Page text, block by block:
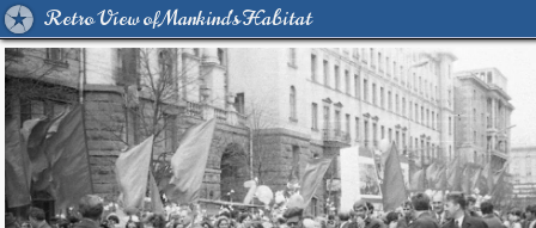
Retro View of Mankind's Habitat